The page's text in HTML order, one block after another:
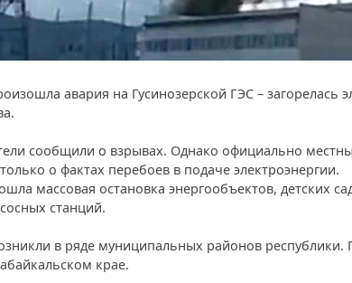
авария на Гусинозерской ГЭС – загорелась
сообщили о взрывах. Однако официально
о фактах перебоев в подаче электроэнергии.
массовая остановка энергообъектов, детских
станций.
в ряде муниципальных районов республики.
крае.